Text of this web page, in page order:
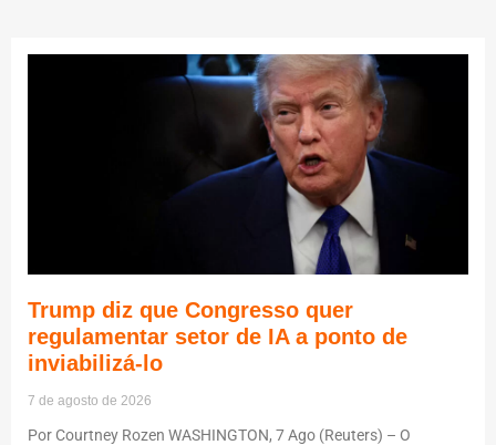
Trump diz que Congresso quer
regulamentar setor de IA a ponto de
inviabilizá-lo
7 de agosto de 2026
Por Courtney Rozen WASHINGTON, 7 Ago (Reuters) – O